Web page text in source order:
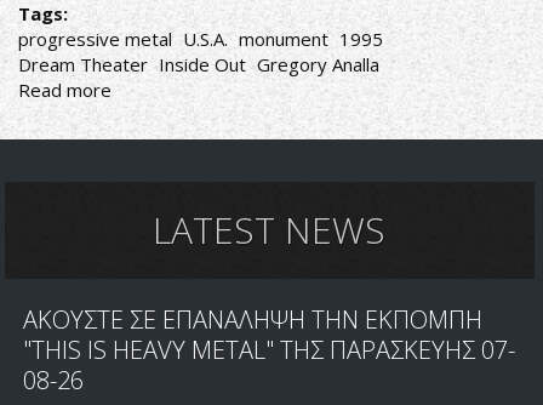
Tags:
progressive metal U.S.A. monument 1995
Dream Theater Inside Out Gregory Analla
Read more about
SEVENTHSIGN
-
LATEST NEWS
ΑΚΟΥΣΤΕ ΣΕ ΕΠΑΝΑΛΗΨΗ ΤΗΝ ΕΚΠΟΜΠΗ
"THIS IS HEAVY METAL" ΤΗΣ ΠΑΡΑΣΚΕΥΗΣ 07-
08-26